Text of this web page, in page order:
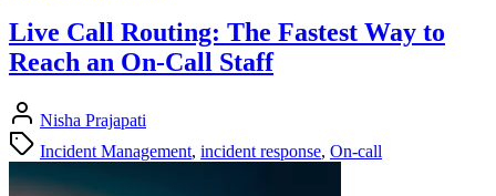
Live Call Routing: The Fastest Way to
Reach an On-Call Staff
Nisha Prajapati
Incident Management, incident response, On-call